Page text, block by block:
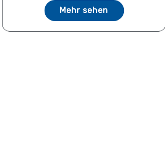
Mehr sehen